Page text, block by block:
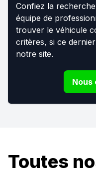
Confiez la
équipe de
trouver le véhicule
critères, si ce
notre site.
Toutes